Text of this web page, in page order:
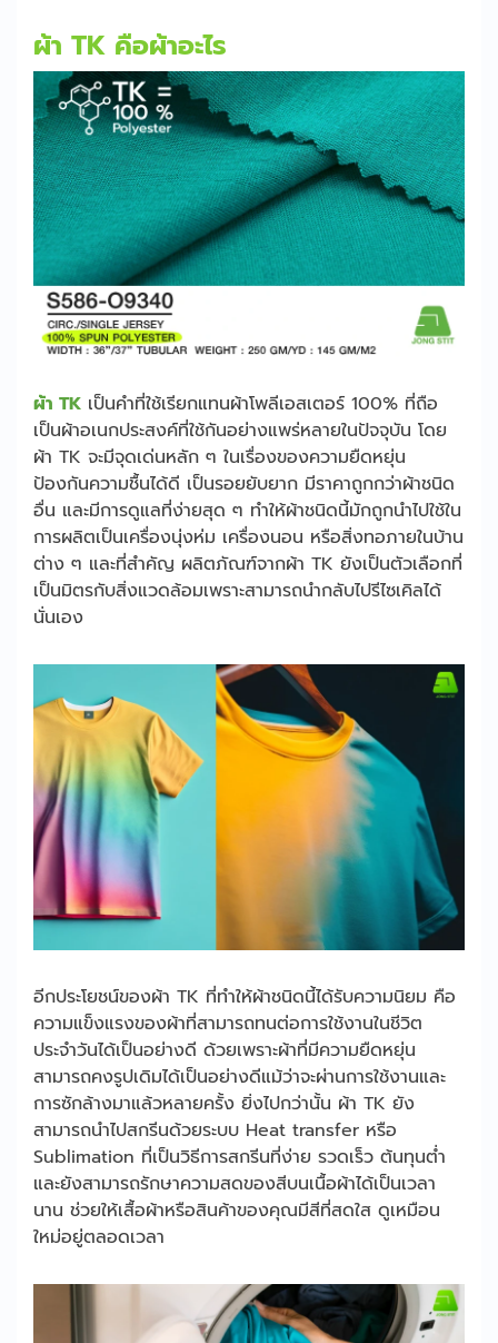
ผ้า TK คือผ้าอะไร
ผ้า TK เป็นคำที่ใช้เรียกแทนผ้าโพลีเอสเตอร์ 100% ที่ถือ
เป็นผ้าอเนกประสงค์ที่ใช้กันอย่างแพร่หลายในปัจจุบัน โดย
ผ้า TK จะมีจุดเด่นหลัก ๆ ในเรื่องของความยืดหยุ่น
ป้องกันความชื้นได้ดี เป็นรอยยับยาก มีราคาถูกกว่าผ้าชนิด
อื่น และมีการดูแลที่ง่ายสุด ๆ ทำให้ผ้าชนิดนี้มักถูกนำไปใช้ใน
การผลิตเป็นเครื่องนุ่งห่ม เครื่องนอน หรือสิ่งทอภายในบ้าน
ต่าง ๆ และที่สำคัญ ผลิตภัณฑ์จากผ้า TK ยังเป็นตัวเลือกที่
เป็นมิตรกับสิ่งแวดล้อมเพราะสามารถนำกลับไปรีไซเคิลได้
นั่นเอง
อีกประโยชน์ของผ้า TK ที่ทำให้ผ้าชนิดนี้ได้รับความนิยม คือ
ความแข็งแรงของผ้าที่สามารถทนต่อการใช้งานในชีวิต
ประจำวันได้เป็นอย่างดี ด้วยเพราะผ้าที่มีความยืดหยุ่น
สามารถคงรูปเดิมได้เป็นอย่างดีแม้ว่าจะผ่านการใช้งานและ
การซักล้างมาแล้วหลายครั้ง ยิ่งไปกว่านั้น ผ้า TK ยัง
สามารถนำไปสกรีนด้วยระบบ Heat transfer หรือ
Sublimation ที่เป็นวิธีการสกรีนที่ง่าย รวดเร็ว ต้นทุนต่ำ
และยังสามารถรักษาความสดของสีบนเนื้อผ้าได้เป็นเวลา
นาน ช่วยให้เสื้อผ้าหรือสินค้าของคุณมีสีที่สดใส ดูเหมือน
ใหม่อยู่ตลอดเวลา